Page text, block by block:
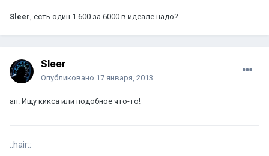
Sleer, есть один 1.600 за 6000 в идеале надо?
Sleer
Опубликовано 17 января, 2013
ап. Ищу кикса или подобное что-то!
::hair::